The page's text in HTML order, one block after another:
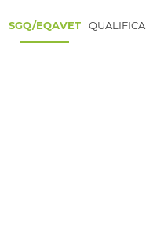
SGQ/EQAVET QUALIFICA